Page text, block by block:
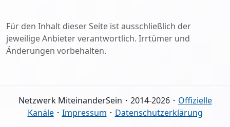
Für den Inhalt dieser Seite ist ausschließlich der
jeweilige Anbieter verantwortlich. Irrtümer und
Änderungen vorbehalten.
Netzwerk MiteinanderSein ･ 2014-2026 ･ Offizielle
Kanäle･ Impressum ･ Datenschutzerklärung